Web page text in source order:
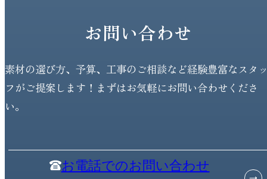
お問い合わせ
素材の選び方、予算、工事のご相談など経験豊富なスタ
フがご提案します！まずはお気軽にお問い合わせくださ
い。
お電話でのお問い合わせ